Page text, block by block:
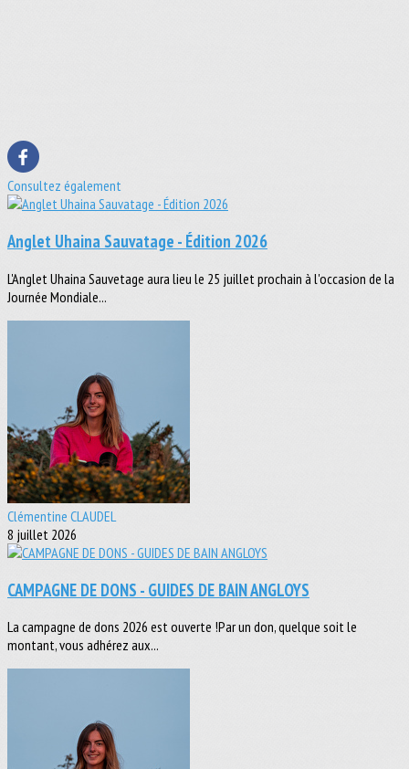
Consultez également
Anglet Uhaina Sauvatage - Édition 2026
L'Anglet Uhaina Sauvetage aura lieu le 25 juillet prochain à l'occasion de la
Journée Mondiale...
Clémentine CLAUDEL
8 juillet 2026
CAMPAGNE DE DONS - GUIDES DE BAIN ANGLOYS
La campagne de dons 2026 est ouverte !Par un don, quelque soit le
montant, vous adhérez aux...